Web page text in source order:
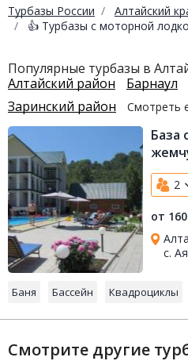
Турбазы России
Алтайский
👍 Турбазы с моторной
Популярные турбазы в
Алтайский район
Барнаул
Заринский район
Смотреть
База
2
от
с.
Баня Бассейн Квадроциклы
Смотрите другие
Красноборский район